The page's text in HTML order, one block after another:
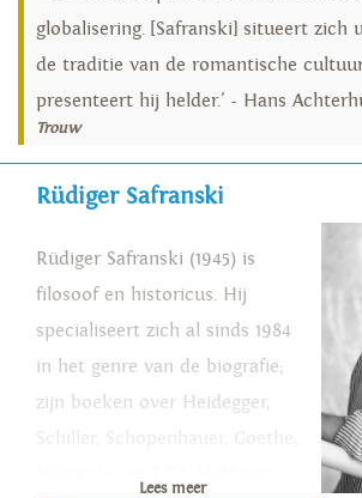
globalisering. [Safranski] situeert zich
de traditie van de romantische
presenteert hij helder.' - Hans
Trouw
Rüdiger Safranski
Rüdiger Safranski (1945) is
filosoof en historicus. Hij
specialiseert zich al sinds 1984
in het genre van de biografie;
zijn boeken over Heidegger,
Lees meer